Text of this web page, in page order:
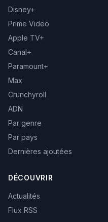
Disney+
Prime Video
Apple TV+
Canal+
Paramount+
Max
Crunchyroll
ADN
Par genre
Par pays
Dernières ajoutées
DÉCOUVRIR
Actualités
Flux RSS